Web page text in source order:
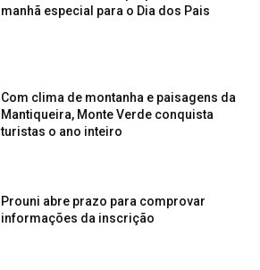
manhã especial para o Dia dos Pais
Com clima de montanha e paisagens da
Mantiqueira, Monte Verde conquista
turistas o ano inteiro
Prouni abre prazo para comprovar
informações da inscrição